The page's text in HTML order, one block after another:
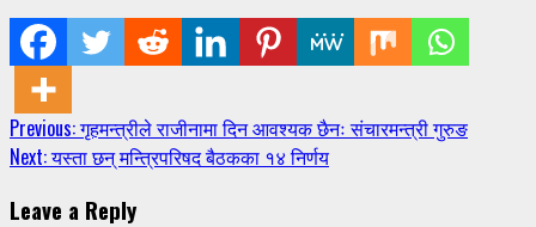
Continue
Reading
Previous:गृहमन्त्रीले राजीनामा दिन आवश्यक छैनः संचारमन्त्री गुरुङ
Next:यस्ता छन् मन्त्रिपरिषद बैठकका १४ निर्णय
Leave a Reply